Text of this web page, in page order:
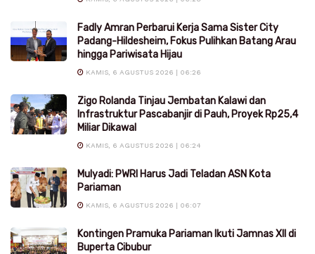
Fadly Amran Perbarui Kerja Sama Sister City
Padang-Hildesheim, Fokus Pulihkan Batang Arau
hingga Pariwisata Hijau
KAMIS, 6 AGUSTUS 2026 | 06:26
Zigo Rolanda Tinjau Jembatan Kalawi dan
Infrastruktur Pascabanjir di Pauh, Proyek Rp25,4
Miliar Dikawal
KAMIS, 6 AGUSTUS 2026 | 06:24
Mulyadi: PWRI Harus Jadi Teladan ASN Kota
Pariaman
KAMIS, 6 AGUSTUS 2026 | 06:07
Kontingen Pramuka Pariaman Ikuti Jamnas XII di
Buperta Cibubur